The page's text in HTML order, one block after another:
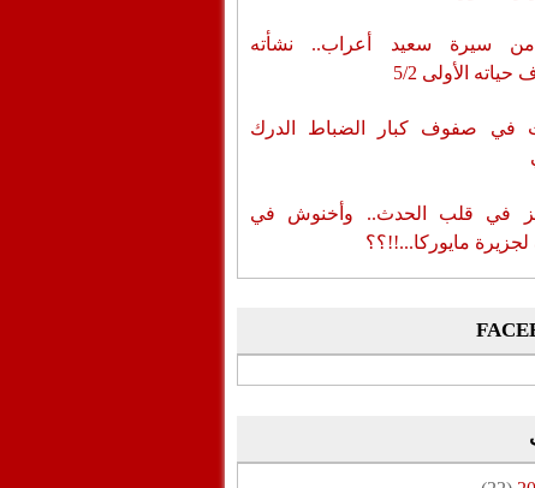
من سيرة سعيد أعراب.. نشأته
الأولى 5/2
في صفوف كبار الضباط الدرك
في قلب الحدث.. وأخنوش في
مايوركا...!!؟؟